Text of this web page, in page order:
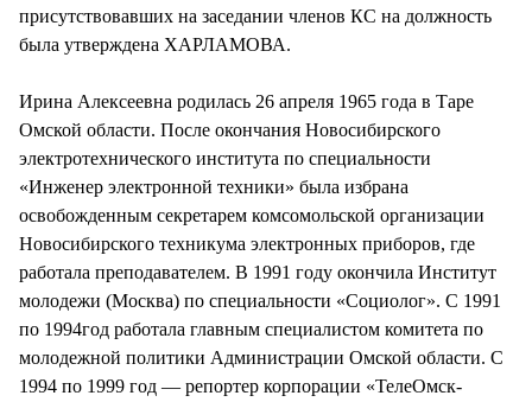
присутствовавших на заседании членов КС на должность
была утверждена ХАРЛАМОВА.
Ирина Алексеевна родилась 26 апреля 1965 года в Таре
Омской области. После окончания Новосибирского
электротехнического института по специальности
«Инженер электронной техники» была избрана
освобожденным секретарем комсомольской организации
Новосибирского техникума электронных приборов, где
работала преподавателем. В 1991 году окончила Институт
молодежи (Москва) по специальности «Социолог». С 1991
по 1994год работала главным специалистом комитета по
молодежной политики Администрации Омской области. С
1994 по 1999 год — репортер корпорации «ТелеОмск-